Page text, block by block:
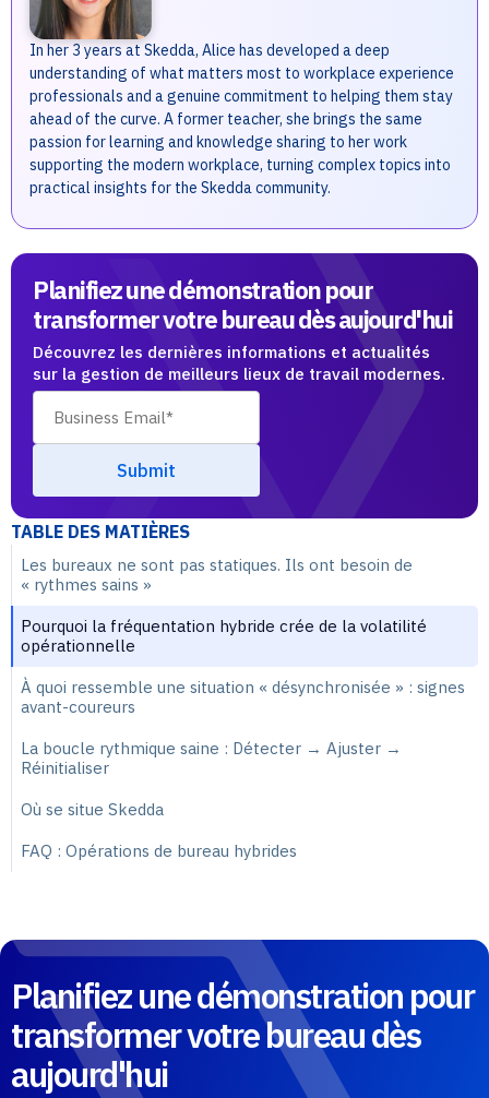
In her 3 years at Skedda, Alice has developed a deep
understanding of what matters most to workplace experience
professionals and a genuine commitment to helping them stay
ahead of the curve. A former teacher, she brings the same
passion for learning and knowledge sharing to her work
supporting the modern workplace, turning complex topics into
practical insights for the Skedda community.
Planifiez une démonstration pour
transformer votre bureau dès aujourd'hui
Découvrez les dernières informations et actualités
sur la gestion de meilleurs lieux de travail modernes.
TABLE DES MATIÈRES
Les bureaux ne sont pas statiques. Ils ont besoin de
« rythmes sains »
Pourquoi la fréquentation hybride crée de la volatilité
opérationnelle
À quoi ressemble une situation « désynchronisée » : signes
avant-coureurs
La boucle rythmique saine : Détecter → Ajuster →
Réinitialiser
Où se situe Skedda
FAQ : Opérations de bureau hybrides
Planifiez une démonstration pour
transformer votre bureau dès
aujourd'hui